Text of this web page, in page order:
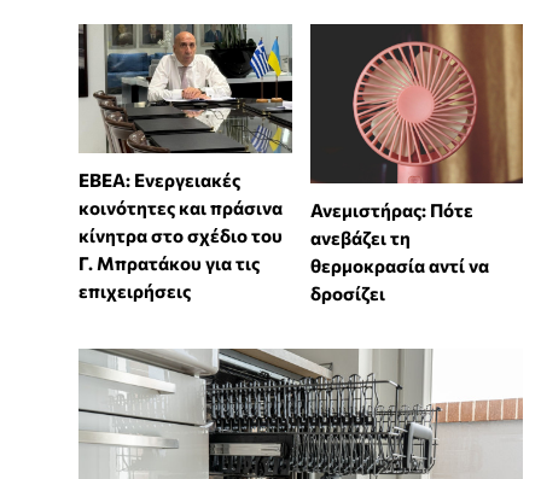
ΕΒΕΑ: Ενεργειακές
κοινότητες και πράσινα
κίνητρα στο σχέδιο του
Γ. Μπρατάκου για τις
επιχειρήσεις
Ανεμιστήρας: Πότε
ανεβάζει τη
θερμοκρασία αντί να
δροσίζει